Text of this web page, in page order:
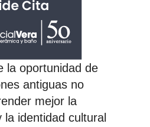
la oportunidad de
antiguas no
mejor la
identidad cultural